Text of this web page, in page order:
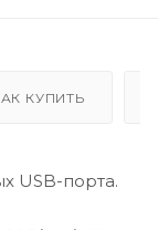
КУПИТЬ
USB-порта.